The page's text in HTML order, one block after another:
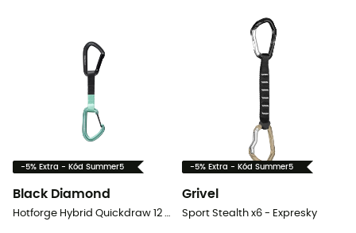
-5% Extra - Kód Summer5
Black Diamond
Hotforge Hybrid Quickdraw 12 cm - Expresky
-5% Extra - Kód Summer5
Grivel
Sport Stealth x6 - Expresky